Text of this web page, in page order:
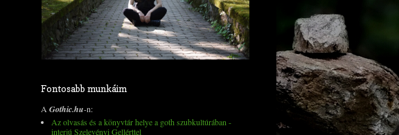
Fontosabb munkáim
A Gothic.hu-n:
Az olvasás és a könyvtár helye a goth szubkultúrában -
interjú Szelevényi Gellérttel